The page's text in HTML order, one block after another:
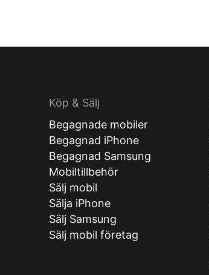
Köp & Sälj
Begagnade mobiler
Begagnad iPhone
Begagnad Samsung
Mobiltillbehör
Sälj mobil
Sälja iPhone
Sälj Samsung
Sälj mobil företag